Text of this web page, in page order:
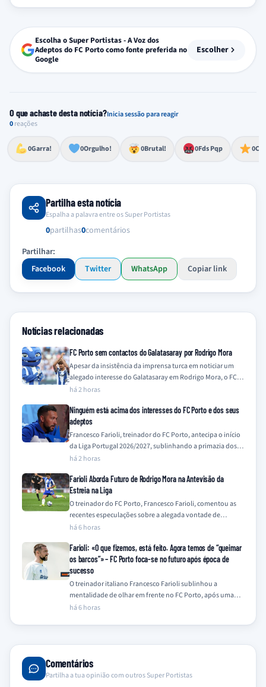
Escolha o Super Portistas - A Voz dos
Adeptos do FC Porto como fonte preferida no
Google
Escolher
O que achaste desta notícia?Inicia sessão para reagir
0reações
0Garra!
Esforço, determinação, aprovação forte
0Orgulho!
Lealdade, amor clubístico, sentimento profundo
0Brutal!
Impressionante, chocante, de grande impacto 0Fds Pqp
Reação de desespero, raiva, frustração ou espanto extremo 0
Excelência, destaque, o melhor
Partilha esta notícia
Espalha a palavra entre os Super Portistas
0partilhas0comentários
Partilhar:
Facebook
Twitter WhatsApp Copiar link
Notícias relacionadas
FC Porto sem contactos do Galatasaray por Rodrigo Mora
Apesar da insistência da imprensa turca em noticiar um
alegado interesse do Galatasaray em Rodrigo Mora, o FC
Porto nega qualquer contacto…
há 2 horas
Ninguém está acima dos interesses do FC Porto e dos seus
adeptos
Francesco Farioli, treinador do FC Porto, antecipa o início
da Liga Portugal 2026/2027, sublinhando a primazia dos
interesses do clube e dos…
há 2 horas
Farioli Aborda Futuro de Rodrigo Mora na Antevisão da
Estreia na Liga
O treinador do FC Porto, Francesco Farioli, comentou as
recentes especulações sobre a alegada vontade de
Rodrigo Mora em deixar o clube,…
há 6 horas
Farioli: «O que fizemos, está feito. Agora temos de “queimar
os barcos”» – FC Porto foca-se no futuro após época de
sucesso
O treinador italiano Francesco Farioli sublinhou a
mentalidade de olhar em frente no FC Porto, após uma
temporada de 2025/26 coroada com…
há 6 horas
Comentários
Partilha a tua opinião com outros Super Portistas